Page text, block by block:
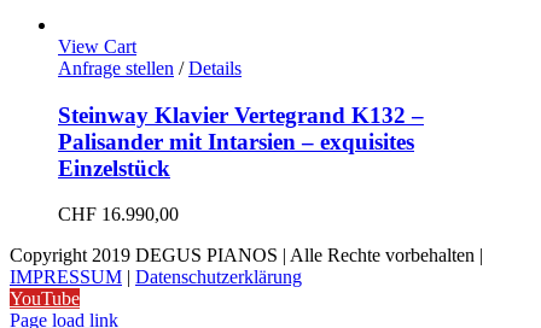
View Cart
Anfrage stellen / Details
Steinway Klavier Vertegrand K132 –
Palisander mit Intarsien – exquisites
Einzelstück
CHF 16.990,00
Copyright 2019 DEGUS PIANOS | Alle Rechte vorbehalten |
IMPRESSUM | Datenschutzerklärung
YouTube
Page load link